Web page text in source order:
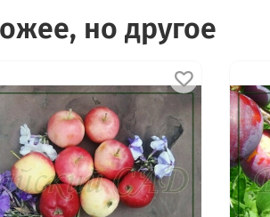
но другое